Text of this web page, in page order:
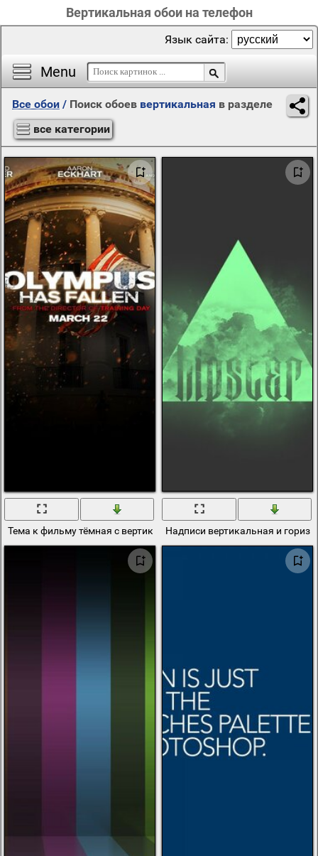
Вертикальная обои на телефон
Menu
Язык сайта:
Все обои / Поиск обоев вертикальная в разделе
все категории
Тема к фильму тёмная с вертикальной подсветкой
Надписи вертикальная и